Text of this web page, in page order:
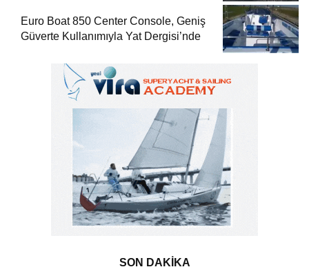
Euro Boat 850 Center Console, Geniş
Güverte Kullanımıyla Yat Dergisi’nde
SON DAKİKA